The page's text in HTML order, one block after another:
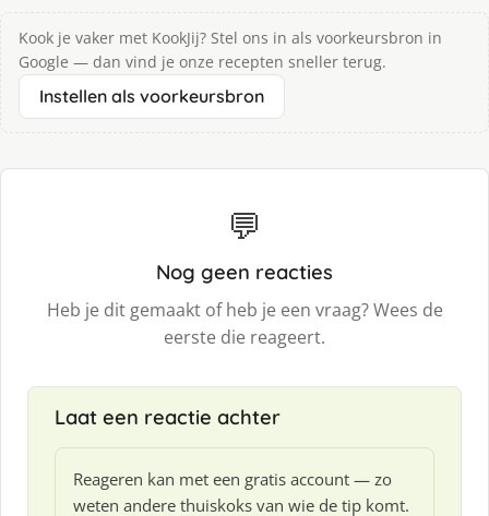
Kook je vaker met KookJij? Stel ons in als voorkeursbron in
Google — dan vind je onze recepten sneller terug.
Instellen als voorkeursbron
💬
Nog geen reacties
Heb je dit gemaakt of heb je een vraag? Wees de
eerste die reageert.
Laat een reactie achter
Reageren kan met een gratis account — zo
weten andere thuiskoks van wie de tip komt.